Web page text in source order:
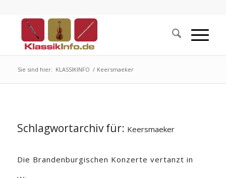
Sie sind hier: KLASSIKINFO / Keersmaeker
Schlagwortarchiv für: Keersmaeker
Die Brandenburgischen Konzerte vertanzt in